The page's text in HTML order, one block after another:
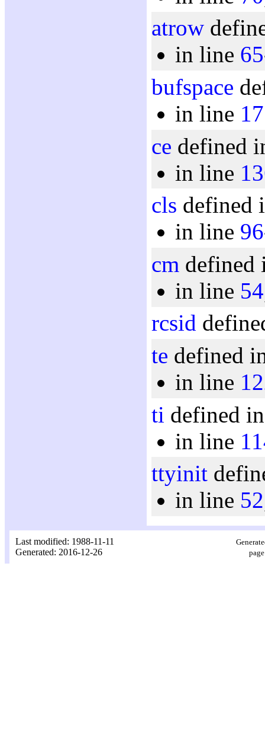
atrow
in line 65
bufspace
in line
ce defined
in line
cls defined
in line 96
cm
in line 54
rcsid
te defined
in line
ti defined
in line
ttyinit
in line 52
Last modified: 1988-11-11
Generated: 2016-12-26